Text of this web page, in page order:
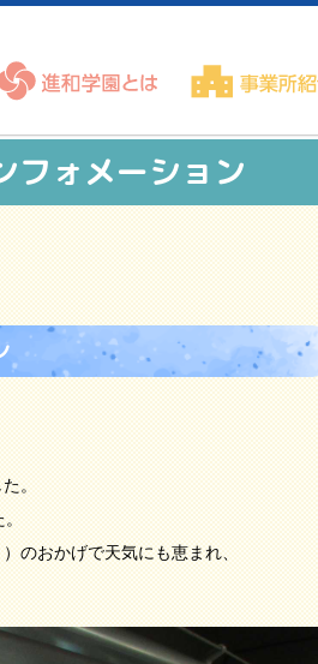
フォメーション
。
のおかげで天気にも恵まれ、